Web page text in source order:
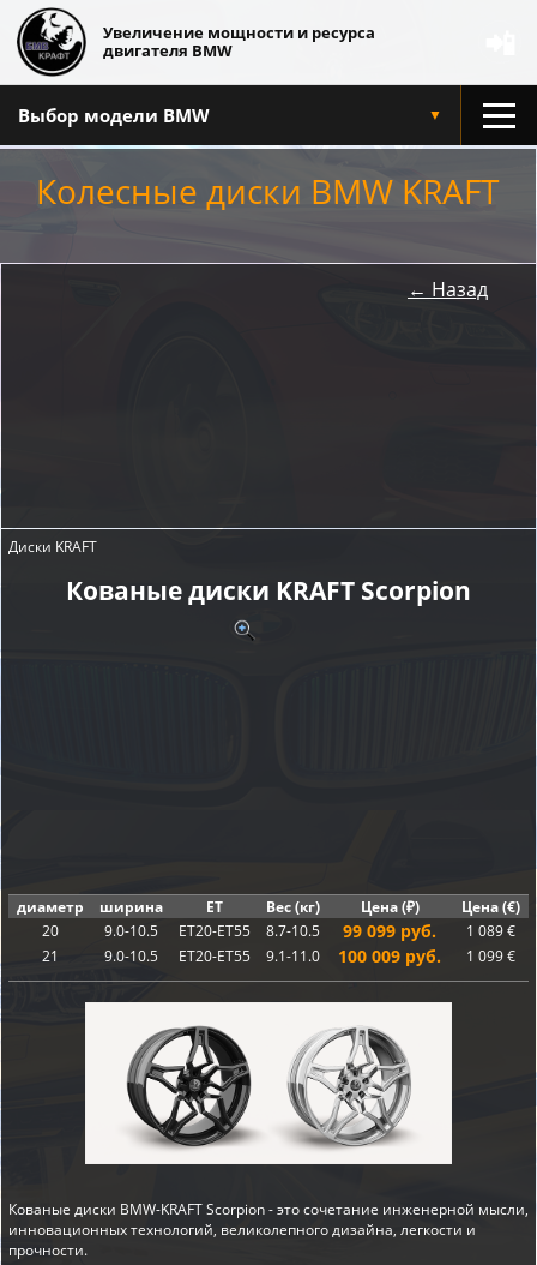
Увеличение мощности и ресурса
двигателя BMW
Выбор модели BMW ▼
Колесные диски BMW KRAFT
← Назад
Диски KRAFT
Кованые диски KRAFT Scorpion
диаметр ширина ET Вес (кг) Цена (₽)
Цена (€)
20
9.0-10.5 ET20-ET55 8.7-10.5 99 099 руб.
1 089 €
21
9.0-10.5 ET20-ET55 9.1-11.0 100 009 руб. 1 099 €
Кованые диски BMW-KRAFT Scorpion - это сочетание инженерной мысли,
инновационных технологий, великолепного дизайна, легкости и
прочности.